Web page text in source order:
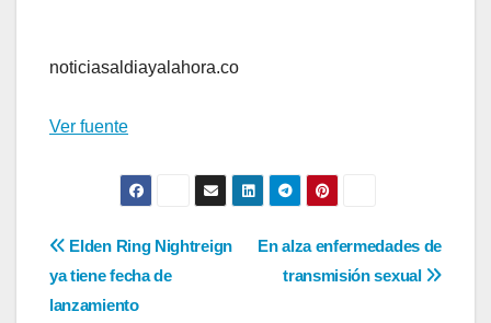
noticiasaldiayalahora.co
Ver fuente
Navegación
de
En alza enfermedades de
transmisión sexual
Elden Ring Nightreign
ya tiene fecha de
lanzamiento